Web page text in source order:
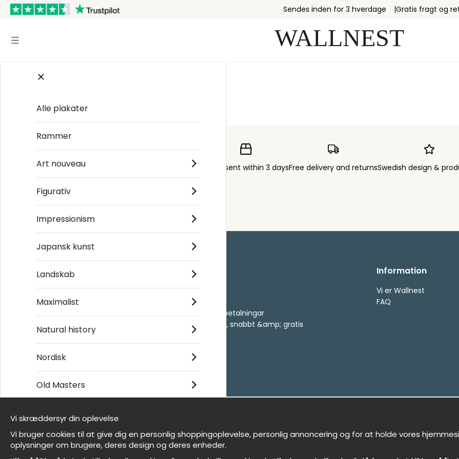
Sendes inden for 3 hverdage Gratis fragt og
Order sent within 3 daysFree delivery and returnsSwedish design &
Handle ind
Kontakt os
- Returer och återbetalningar
- Leverans - enkelt, snabbt &amp; gratis
Om cookies
Mine favoritter
Information
Vi er Wallnest
FAQ
Et harum quidem rerum facilis est et expedita
Alle plakater
Rammer
Art nouveau
Figurativ
Impressionism
Japansk kunst
Landskab
Maximalist
Natural history
Nordisk
Old Masters
Vi er Wallnest
FAQ
Vi skræddersyr din oplevelse
Vi bruger cookies til at give dig en personlig shoppingoplevelse, personlig annoncering og for at holde vores
oplysninger om brugere, deres design og deres enheder.